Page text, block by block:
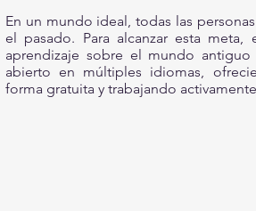
En un mundo ideal, todas las
el pasado. Para alcanzar esta
aprendizaje sobre el mundo
abierto en múltiples idiomas,
forma gratuita y trabajando